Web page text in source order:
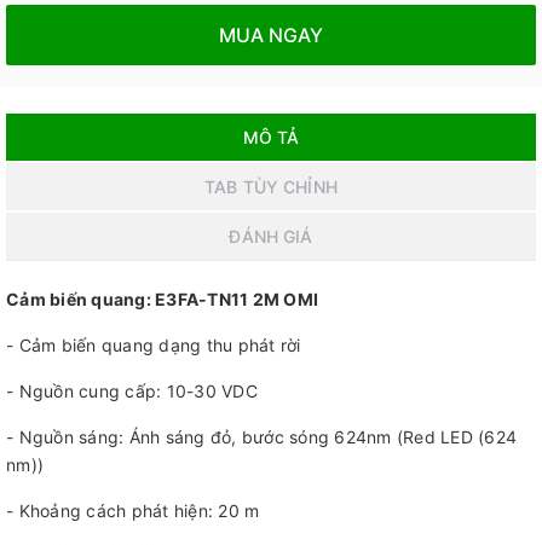
MUA NGAY
MÔ TẢ
TAB TÙY CHỈNH
ĐÁNH GIÁ
Cảm biến quang: E3FA-TN11 2M OMI
- Cảm biến quang dạng thu phát rời
- Nguồn cung cấp: 10-30 VDC
- Nguồn sáng: Ánh sáng đỏ, bước sóng 624nm (Red LED (624
nm))
- Khoảng cách phát hiện: 20 m